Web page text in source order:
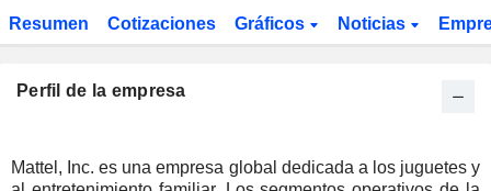
Resumen Cotizaciones Gráficos Noticias
Perfil de la empresa
Mattel, Inc. es una empresa global dedicada a los juguetes y